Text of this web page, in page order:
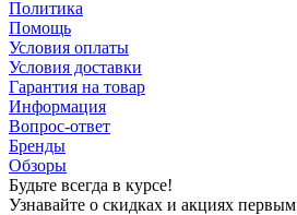
Политика
Помощь
Условия оплаты
Условия доставки
Гарантия на товар
Информация
Вопрос-ответ
Бренды
Обзоры
Будьте всегда в курсе!
Узнавайте о скидках и акциях первым